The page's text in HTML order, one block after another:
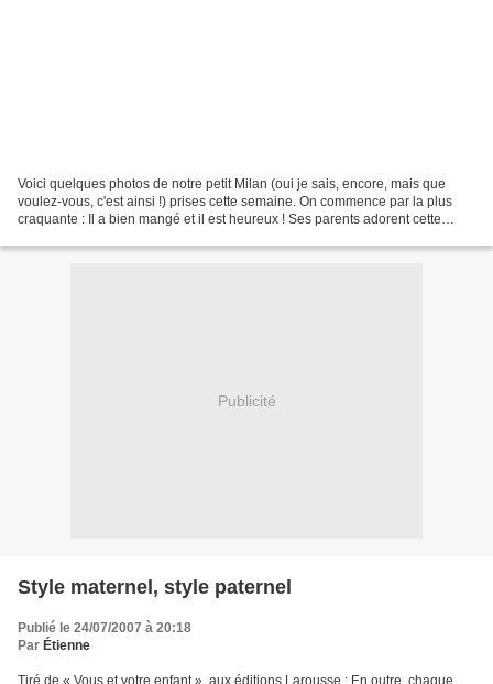
Voici quelques photos de notre petit Milan (oui je sais, encore, mais que
voulez-vous, c'est ainsi !) prises cette semaine. On commence par la plus
craquante : Il a bien mangé et il est heureux ! Ses parents adorent cette
Publicité
Style maternel, style paternel
Publié le 24/07/2007 à 20:18
Par Étienne
Tiré de « Vous et votre enfant », aux éditions Larousse : En outre, chaque